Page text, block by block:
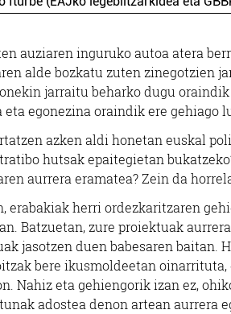
auziaren inguruko autoa atera
alde bozkatu zuten zinegotzien
jarraitu beharko dugu
egonezina oraindik ere gehiago
azken aldi honetan euskal
hutsak epaitegietan
aurrera eramatea? Zein da
erabakiak herri ordezkaritzaren
Batzuetan, zure proiektuak
jasotzen duen babesaren
bere ikusmoldeetan oinarrituta,
Nahiz eta gehiengorik izan ez,
adostea denon artean aurrera